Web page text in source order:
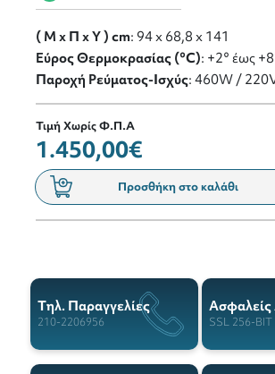
( M x Π x Y ) cm: 94 x 68,8 x 141
Εύρος Θερμοκρασίας (°C): +2° έως
Παροχή Ρεύματος-Ισχύς: 460W /
Τιμή Χωρίς Φ.Π.Α
1.450,00€
Προσθήκη στο καλάθι
Tηλ. Παραγγελίες
210-2206956
Ασφαλείς
SSL 256-BIT